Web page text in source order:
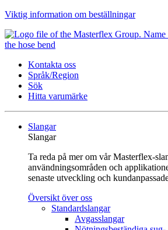
Viktig information om beställningar
Kontakta oss
Språk/Region
Sök
Hitta varumärke
Slangar
Slangar
Ta reda på mer om vår Masterflex-
användningsområden och
senaste utveckling och
Översikt över oss
Standardslangar
Avgasslangar